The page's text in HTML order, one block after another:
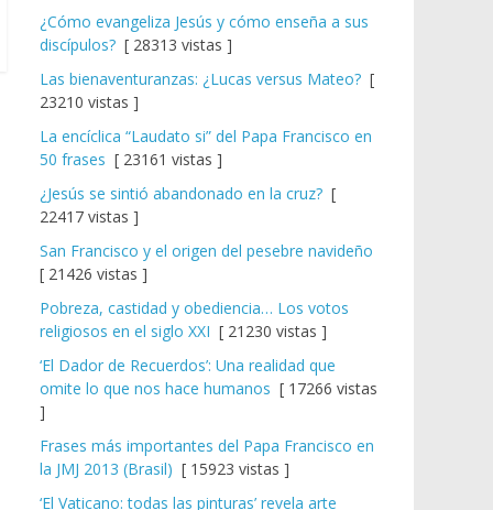
¿Cómo evangeliza Jesús y cómo enseña a sus
discípulos? [ 28313 vistas ]
Las bienaventuranzas: ¿Lucas versus Mateo? [
23210 vistas ]
La encíclica “Laudato si” del Papa Francisco en
50 frases [ 23161 vistas ]
¿Jesús se sintió abandonado en la cruz? [
22417 vistas ]
San Francisco y el origen del pesebre navideño
[ 21426 vistas ]
Pobreza, castidad y obediencia… Los votos
religiosos en el siglo XXI [ 21230 vistas ]
‘El Dador de Recuerdos’: Una realidad que
omite lo que nos hace humanos [ 17266 vistas
]
Frases más importantes del Papa Francisco en
la JMJ 2013 (Brasil) [ 15923 vistas ]
‘El Vaticano: todas las pinturas’ revela arte